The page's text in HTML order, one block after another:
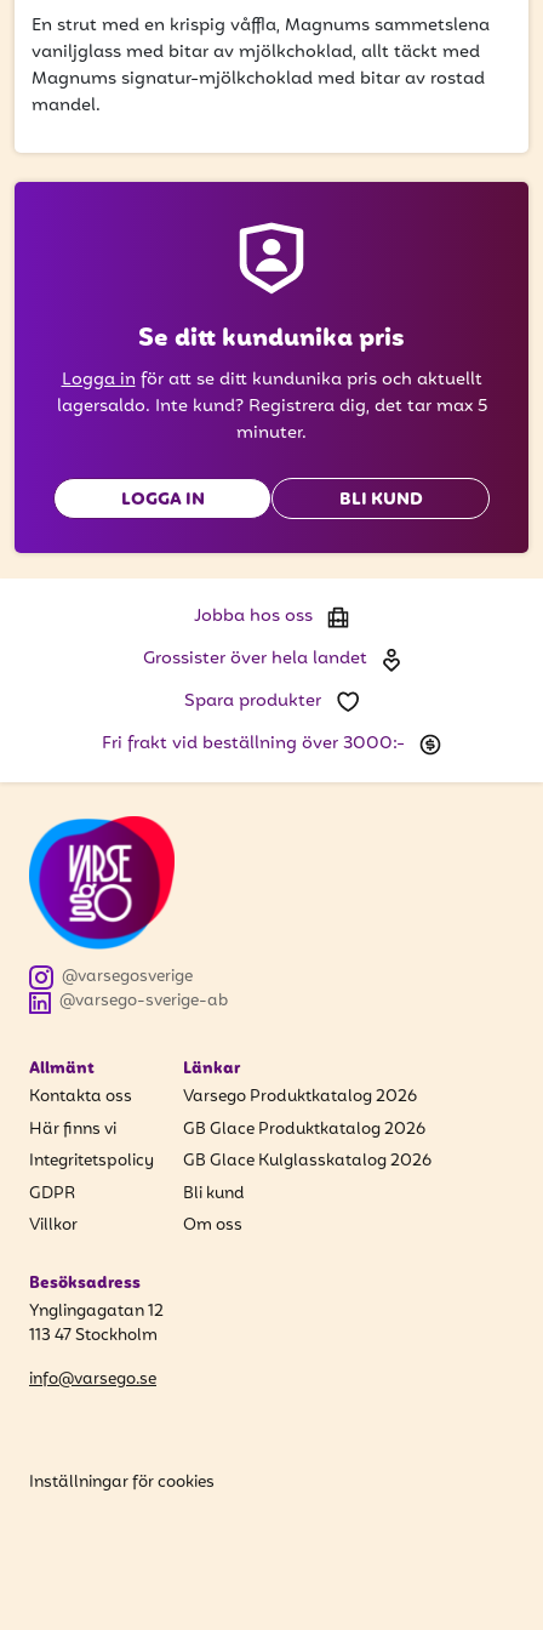
Ange din e-postadress nedan för att ta del av våra nyheter
och erbjudanden.
En strut med en krispig våffla, Magnums sammetslena
vaniljglass med bitar av mjölkchoklad, allt täckt med
Magnums signatur-mjölkchoklad med bitar av rostad
mandel.
Se ditt kundunika pris
Logga inför att se ditt kundunika pris och aktuellt
lagersaldo. Inte kund? Registrera dig, det tar max 5
minuter.
LOGGA IN BLI KUND
Jobba hos oss
Grossister över hela landet
Spara produkter
Fri frakt vid beställning över 3000:-
@varsego-sverige-ab
@varsegosverige
Allmänt
Kontakta oss
Här finns vi
Integritetspolicy
GDPR
Villkor
Länkar
Varsego Produktkatalog 2026
GB Glace Produktkatalog 2026
GB Glace Kulglasskatalog 2026
Bli kund
Om oss
Besöksadress
Ynglingagatan 12
113 47 Stockholm
info@varsego.se
Inställningar för cookies